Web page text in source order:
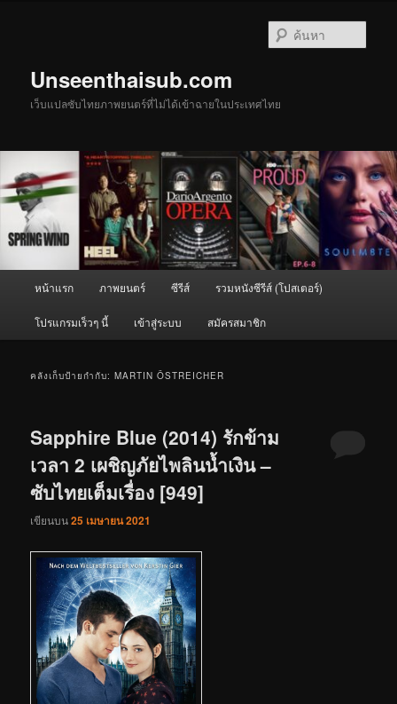
Unseenthaisub.com
เว็บแปลซับไทยภาพยนตร์ที่ไม่ได้เข้าฉายในประเทศไทย
หน้าแรก ภาพยนตร์ ซีรีส์ รวมหนังซีรีส์ (โปสเตอร์)
โปรแกรมเร็วๆ นี้ เข้าสู่ระบบ สมัครสมาชิก
คลังเก็บป้ายกำกับ:MARTIN ÖSTREICHER
Sapphire Blue (2014) รักข้าม
เวลา 2 เผชิญภัยไพลินน้ำเงิน –
ซับไทยเต็มเรื่อง [949]
เขียนบน25 เมษายน 2021